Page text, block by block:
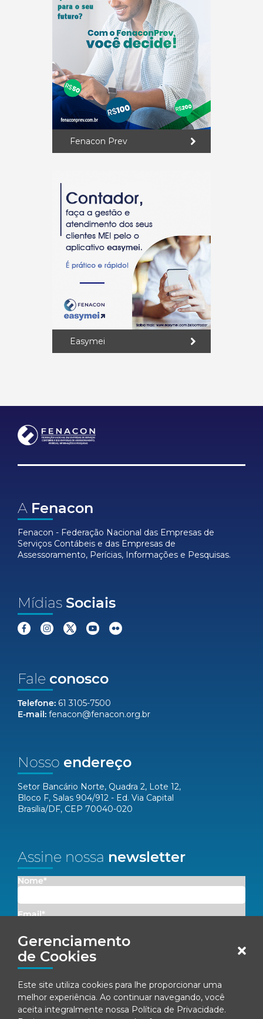
Gerenciamento
de Cookies
Este site utiliza cookies para lhe proporcionar uma
melhor experiência. Ao continuar navegando, você
aceita integralmente nossa Política de Privacidade.
Fenacon Prev
Easymei
A Fenacon
Fenacon - Federação Nacional das Empresas de
Serviços Contábeis e das Empresas de
Assessoramento, Perícias, Informações e Pesquisas.
Mídias Sociais
Fale conosco
Telefone: 61 3105-7500
E-mail: fenacon@fenacon.org.br
Nosso endereço
Setor Bancário Norte, Quadra 2, Lote 12,
Bloco F, Salas 904/912 - Ed. Via Capital
Brasília/DF, CEP 70040-020
Assine nossa newsletter
Nome*
Email*
Concordo em receber comunicações da Fenacon.
Ao se inscrever, você concorda com nossaPolítica de Privacidade